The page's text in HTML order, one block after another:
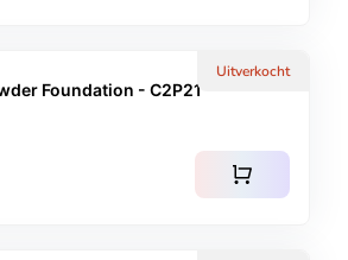
Uitverkocht
Foundation - C2P21
shopping_cart